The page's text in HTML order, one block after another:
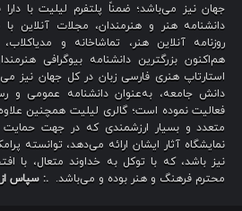
جهان نیز می‌باشد؛ ضمناً پلتفرم لیلیت با
دانشنامه هنر و هنرمندان، مجلات آنلاین
روزنامه آنلاین هنر، تماشاخانه و
هم‌اکنون بزرگترین دانشنامه بیوگرافی
استارتاپ هنری فارسی زبان در کل جهان نیز
دانش جامعه، به‌عنوان دانشنامه عمومی و
فعالیت نموده است؛ گالری لیلیت همچنین
متعدد و بسیار ارزشمندی که در جهت حمایت
نمایشگاه آثار ایشان ارائه می‌دهد، توانسته
نیز باشد، که با توکل به خداوند متعال، با
محترم فرهنگ و هنر بوده و می‌باشد. .: سپاس